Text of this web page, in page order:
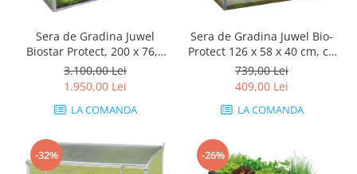
Sera de Gradina Juwel
Biostar Protect, 200 x 76,5
cm, cu plasa de protectie
3.100,00 Lei
1.950,00 Lei
LA COMANDA
Sera de Gradina Juwel Bio-
Protect 126 x 58 x 40 cm, cu
plasa de protectie
739,00 Lei
409,00 Lei
LA COMANDA
-32% -26%